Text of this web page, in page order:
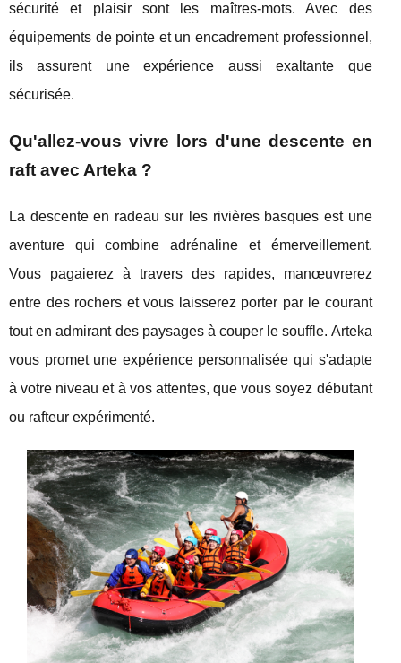
sécurité et plaisir sont les maîtres-mots. Avec des
équipements de pointe et un encadrement professionnel,
ils assurent une expérience aussi exaltante que
sécurisée.
Qu'allez-vous vivre lors d'une descente en
raft avec Arteka ?
La descente en radeau sur les rivières basques est une
aventure qui combine adrénaline et émerveillement.
Vous pagaierez à travers des rapides, manœuvrerez
entre des rochers et vous laisserez porter par le courant
tout en admirant des paysages à couper le souffle. Arteka
vous promet une expérience personnalisée qui s'adapte
à votre niveau et à vos attentes, que vous soyez débutant
ou rafteur expérimenté.